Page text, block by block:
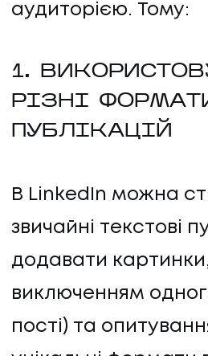
аудиторією. Тому:
1.
РІЗНІ
ПУБЛІКАЦІЙ
В LinkedIn можна
звичайні текстові
додавати картинки,
виключенням
пості) та